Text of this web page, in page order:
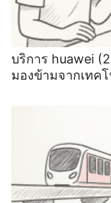
บริการ huawei
มองข้ามจากเทค